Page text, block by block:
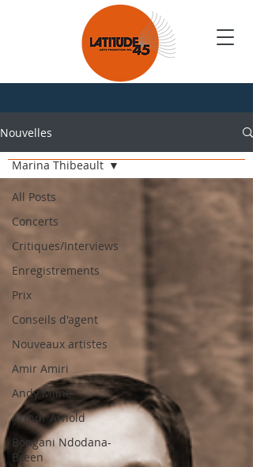
Nouvelles
Nouvelles
All Posts
Concerts
Critiques/Interviews
Enregistrements
Prix
Conseils d'agent
Nouveaux artistes
Amir Amiri
Andy Milne
Arthur Arnold
Bongani Ndodana-
Breen
Marina Thibeault